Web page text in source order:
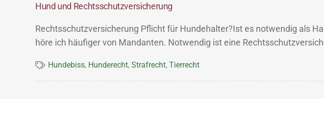
Hund und Rechtsschutzversicherung
Rechtsschutzversicherung Pflicht für Hundehalter?Ist es notwendig als
höre ich häufiger von Mandanten. Notwendig ist eine
Hundebiss, Hunderecht,Strafrecht,Tierrecht